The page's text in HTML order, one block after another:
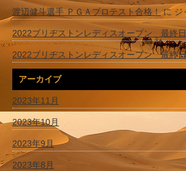
渡辺健斗選手 ＰＧＡプロテスト合格！に ジ
2022ブリヂストンレディスオープン 最終日
2022ブリヂストンレディスオープン 最終日
アーカイブ
2023年11月
2023年10月
2023年9月
2023年8月